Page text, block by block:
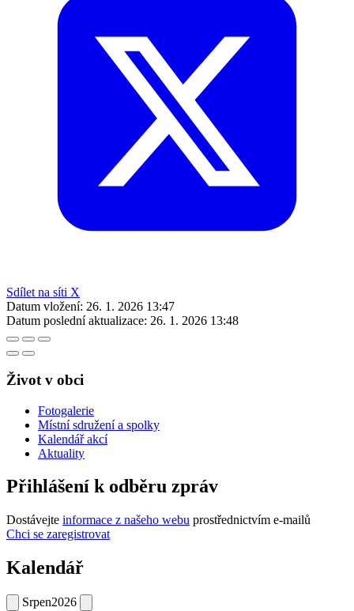
Sdílet na síti X
Datum vložení: 26. 1. 2026 13:47
Datum poslední aktualizace: 26. 1. 2026 13:48
Život v obci
Fotogalerie
Místní sdružení a spolky
Kalendář akcí
Aktuality
Přihlášení k odběru zpráv
Dostávejte informace z našeho webu prostřednictvím e-mailů
Chci se zaregistrovat
Kalendář
Srpen2026